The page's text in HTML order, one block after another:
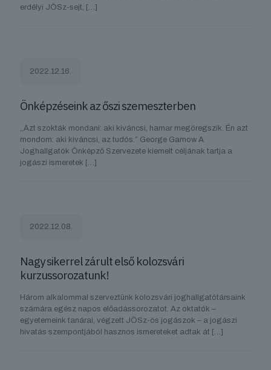
erdélyi JÖSz-sejt, […]
2022.12.16.
Önképzéseink az őszi szemeszterben
,,Azt szokták mondani: aki kiváncsi, hamar megöregszik. Én azt
mondom: aki kiváncsi, az tudós.” George Gamow A
Joghallgatók Önképző Szervezete kiemelt céljának tartja a
jogászi ismeretek […]
2022.12.08.
Nagy sikerrel zárult első kolozsvári
kurzussorozatunk!
Három alkalommal szerveztünk kolozsvári joghallgatótársaink
számára egész napos előadássorozatot. Az oktatók –
egyetemeink tanárai, végzett JÖSz-ös jogászok – a jogászi
hivatás szempontjából hasznos ismereteket adtak át […]